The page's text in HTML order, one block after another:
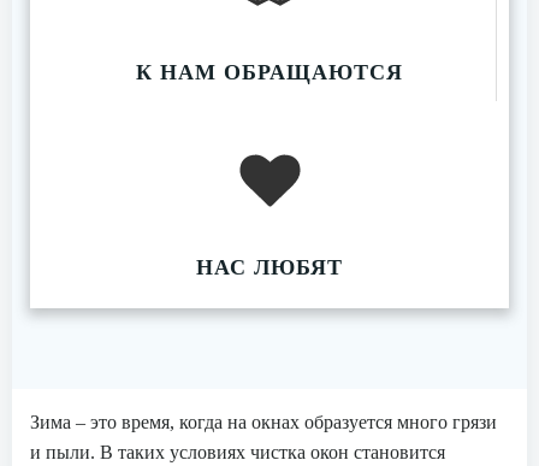
К НАМ ОБРАЩАЮТСЯ
НАС ЛЮБЯТ
Зима – это время, когда на окнах образуется много грязи
и пыли. В таких условиях чистка окон становится